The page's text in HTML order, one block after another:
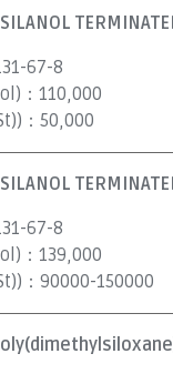
SILANOL
67-8
： 110,000
： 50,000
SILANOL
67-8
： 139,000
： 90000-150000